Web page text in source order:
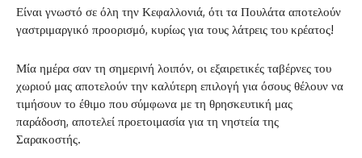
Είναι γνωστό σε όλη την Κεφαλλονιά, ότι τα Πουλάτα αποτελούν
γαστριμαργικό προορισμό, κυρίως για τους λάτρεις του κρέατος!
Μία ημέρα σαν τη σημερινή λοιπόν, οι εξαιρετικές ταβέρνες του
χωριού μας αποτελούν την καλύτερη επιλογή για όσους θέλουν να
τιμήσουν το έθιμο που σύμφωνα με τη θρησκευτική μας
παράδοση, αποτελεί προετοιμασία για τη νηστεία της
Σαρακοστής.